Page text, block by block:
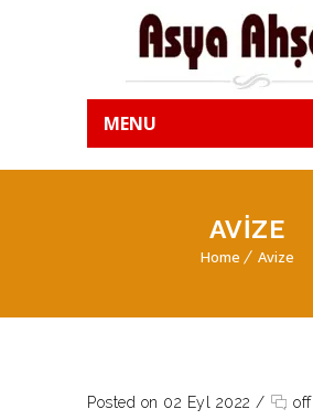
MENU
AVIZE
Home Avize
Posted on 02 Eyl 2022 / off